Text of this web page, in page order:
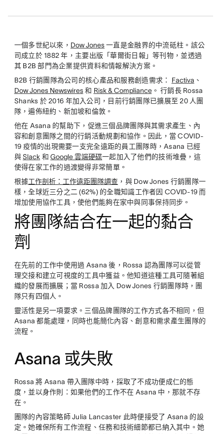
一個多世紀以來， Dow Jones一直是金融界的中流砥柱。該公
司成立於 1882 年，主要出版「華爾街日報」等刊物，並透過
其 B2B 部門為企業提供資料和情報解決方案。
B2B 行銷團隊為公司的核心產品和服務創造需求： Factiva 、
Dow Jones Newswires和 Risk & Compliance。 行銷長 Rossa
Shanks 於 2016 年加入公司，目前行銷團隊已擴展至 20 人團
隊，遍佈紐約、新加坡和倫敦。
他在 Asana 的幫助下，促進三個品牌團隊與其需求產生、內
容和創意團隊之間的行銷活動規劃和協作。因此，當 COVID-
19 疫情的出現需要一支完全遠距的員工團隊時，Asana 已經
與Slack 和Google 雲端硬碟一起加入了他們的技術堆疊，這
使得在家工作的過渡變得非常簡單。
根據工作剖析：工作遠距團隊調查 ，與 Dow Jones 行銷團隊一
樣，全球近三分之二 (62%) 的全職知識工作者因 COVID-19 而
增加使用協作工具，使他們能夠在家中與同事保持同步。
將團隊結合在一起的黏合
劑
在先前的工作中使用過 Asana 後，Rossa 認為團隊可以從管
理交接和建立可視度的工具中獲益。他知道這種工具可隨著組
織的發展而擴展；當 Rossa 加入 Dow Jones 行銷團隊時，團
隊只有四個人。
靈活性是另一項要求。三個品牌團隊的工作方式各不相同，但
Asana 都能處理，同時也能簡化內容、創意和需求產生團隊的
流程。
Asana 或失敗
Rossa 將 Asana 帶入團隊中時，採取了不成功便成仁的態
度，並以身作則：如果他們的工作不在 Asana 中，那就不存
在。
團隊的內容策略師 Julia Lancaster 此時便接受了 Asana 的設
定。她確保所有工作流程、任務和技術細節都已納入其中。她